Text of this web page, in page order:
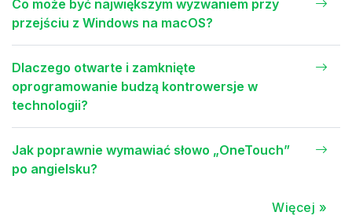
Co może być największym wyzwaniem przy
przejściu z Windows na macOS?
Dlaczego otwarte i zamknięte
oprogramowanie budzą kontrowersje w
technologii?
Jak poprawnie wymawiać słowo „OneTouch”
po angielsku?
Więcej »